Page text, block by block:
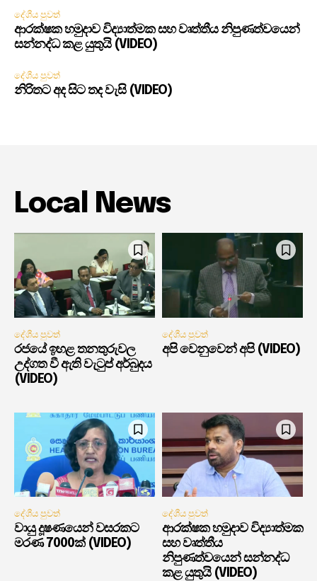
දේශීය පුවත්
ආරක්ෂක හමුදාව විද්‍යාත්මක සහ වෘත්තීය නිපුණත්වයෙන්
සන්නද්ධ කළ යුතුයි (VIDEO)
දේශීය පුවත්
නිරිතට අද සිට තද වැසි (VIDEO)
Local News
දේශීය පුවත්
රජයේ ඉහළ තනතුරුවල
උද්ගත වී ඇති වැටුප් අර්බුදය
(VIDEO)
දේශීය පුවත්
අපි වෙනුවෙන් අපි (VIDEO)
දේශීය පුවත්
වායු දූෂණයෙන් වසරකට
මරණ 7000ක් (VIDEO)
දේශීය පුවත්
ආරක්ෂක හමුදාව විද්‍යාත්මක
සහ වෘත්තීය
නිපුණත්වයෙන් සන්නද්ධ
කළ යුතුයි (VIDEO)